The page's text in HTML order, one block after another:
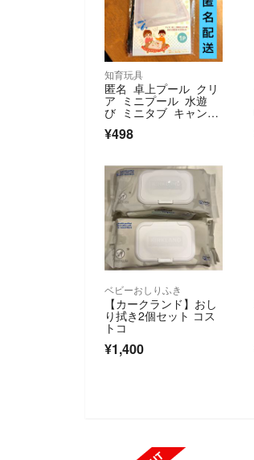
知育玩具
匿名 卓上プール クリ
ア ミニプール 水遊
び ミニタブ キャンド
¥498
ベビーおしりふき
【カークランド】おし
り拭き2個セット コス
トコ
¥1,400